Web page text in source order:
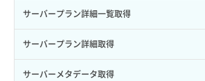
ロール更新
ロール詳細取得
ボリューム詳細一覧取得
ボリューム詳細取得
自動バックアップ有効化
サーバープラン詳細一覧取得
サーバープラン詳細取得
サーバーメタデータ取得